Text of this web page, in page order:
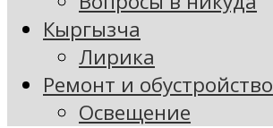
Кыргызча
Лирика
Ремонт и обустройство
Освещение